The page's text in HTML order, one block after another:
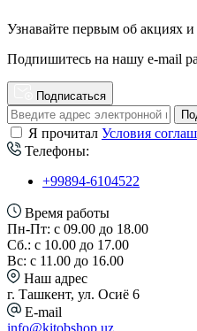
Узнавайте первым об акциях и
Подпишитесь на нашу e-mail
Подписаться
Я прочитал Условия
Телефоны:
+99894-6104522
Время работы
Пн-Пт: с 09.00 до 18.00
Сб.: с 10.00 до 17.00
Вс: с 11.00 до 16.00
Наш адрес
г. Ташкент, ул. Осиё 6
E-mail